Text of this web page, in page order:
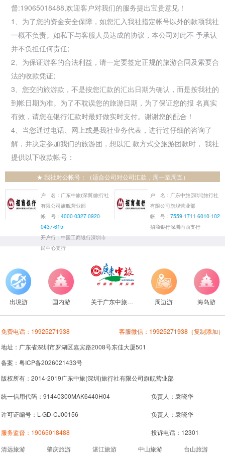
督:19065018488,欢迎客户对我们的服务提出宝贵意见！
1、为了您的资金安全保障，如您汇入我社指定帐号以外的款项我社
一概不负责。如私下与客服人员达成的协议，本公司对此不 予承认
并不负担任何责任;
2、为保证游客的合法利益，请一定要签定正规的旅游合同及索要合
法的收款凭证;
3、您交的旅游款，不是按您汇款的汇出日期为确认，而是按我社的
到帐日期为准。为了不耽误您的旅游日期，为了保证您的报 名真实
有效，请您在银行汇款时最好做实时支付。谢谢您的配合！
4、当您通过电话、网上或是我社业务代表，进行过仔细的咨询了
解，并决定参加我们的旅游团，想以汇 款方式交旅游团款时， 我社
提供以下收款帐号：
★ 我社对公帐号：（适合公司对公司汇款，周一至周五）
户 名：广东中旅(深圳)旅行社
有限公司旗舰营业部
帐 号： 4000-0327-0920-
0437-615
开户行：中国工商银行深圳市
民中心支行
户 名：广东中旅(深圳)旅行社
有限公司旗舰营业部
帐 号： 7559-1711-6010-102
招商银行深圳向西支行
出境游 国内游 关于广东中旅旅行社 周边游 海岛游
免费电话： 19925271938 客服微信： 19925271938 （复制添加）
地址：广东省深圳市罗湖区嘉宾路2008号东佳大厦501
备案：粤ICP备2026021433号
版权所有：2014-2019广东中旅(深圳)旅行社有限公司旗舰营业部
统一信用代码：91440300MAK6440H04 负责人：袁晓华
许可证编号：L-GD-CJ00156 负责人：袁晓华
服务监督： 19065018488
投诉电话：12301
清远旅游
肇庆旅游 湛江旅游 中山旅游 台山旅游